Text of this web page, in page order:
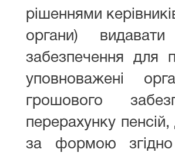
рішеннями
органи)
забезпечення для
уповноважені
грошового
перерахунку
за формою згідно